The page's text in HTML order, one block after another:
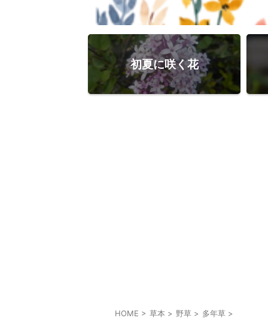
初夏に咲く花
HOME > 草本 > 野草 > 多年草 >